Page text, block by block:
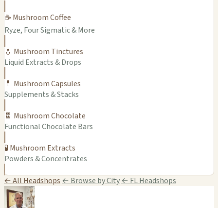
☕ Mushroom Coffee
Ryze, Four Sigmatic & More
💧 Mushroom Tinctures
Liquid Extracts & Drops
💊 Mushroom Capsules
Supplements & Stacks
🍫 Mushroom Chocolate
Functional Chocolate Bars
🧪 Mushroom Extracts
Powders & Concentrates
← All Headshops ← Browse by City ← FL Headshops